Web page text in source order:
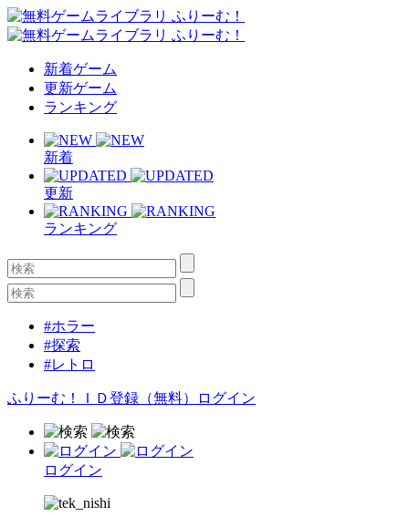
新着ゲーム
更新ゲーム
ランキング
新着
更新
ランキング
#ホラー
#探索
#レトロ
ふりーむ！ＩＤ登録（無料） ログイン
ログイン